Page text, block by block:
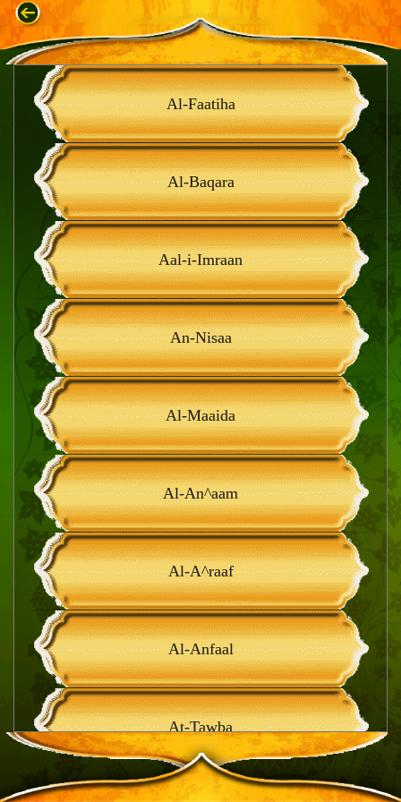
Al-Faatiha
Al-Baqara
Aal-i-Imraan
An-Nisaa
Al-Maaida
Al-An^aam
Al-A^raaf
Al-Anfaal
At-Tawba